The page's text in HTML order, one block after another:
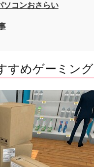
ソコンおさらい
すめゲーミン